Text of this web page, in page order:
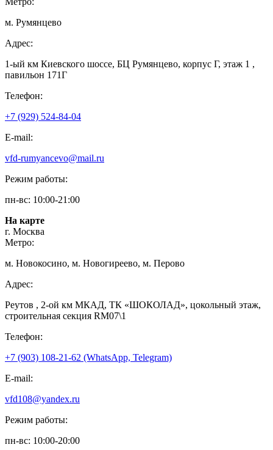
м. Румянцево
Адрес:
1-ый км Киевского шоссе, БЦ Румянцево, корпус Г, этаж 1 ,
павильон 171Г
Телефон:
+7 (929) 524-84-04
E-mail:
vfd-rumyancevo@mail.ru
Режим работы:
пн-вс: 10:00-21:00
На карте
г. Москва
Метро:
м. Новокосино, м. Новогиреево, м. Перово
Адрес:
Реутов , 2-ой км МКАД, ТК «ШОКОЛАД», цокольный этаж,
строительная секция RM07\1
Телефон:
+7 (903) 108-21-62 (WhatsApp, Telegram)
E-mail:
vfd108@yandex.ru
Режим работы:
пн-вс: 10:00-20:00